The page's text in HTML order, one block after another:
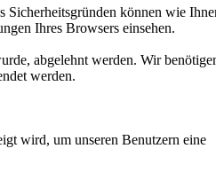
Sicherheitsgründen können wie
Ihres Browsers einsehen.
abgelehnt werden. Wir
werden.
wird, um unseren Benutzern eine